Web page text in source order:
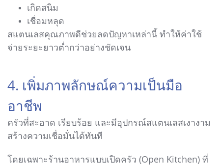
เกิดสนิม
เชื่อมหลุด
สแตนเลสคุณภาพดีช่วยลดปัญหาเหล่านี้ ทำให้ค่าใช้
จ่ายระยะยาวต่ำกว่าอย่างชัดเจน
4. เพิ่มภาพลักษณ์ความเป็นมือ
อาชีพ
ครัวที่สะอาด เรียบร้อย และมีอุปกรณ์สแตนเลสเงางาม
สร้างความเชื่อมั่นได้ทันที
โดยเฉพาะร้านอาหารแบบเปิดครัว (Open Kitchen) ที่